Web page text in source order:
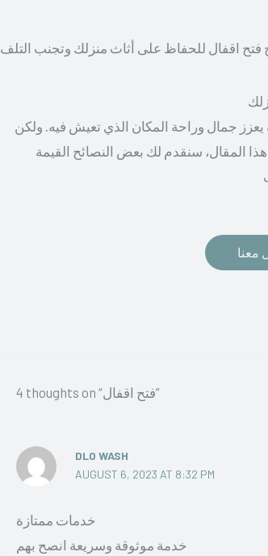
اقفال للحفاظ على أثاث منزلك وتجنب التلف
يعزز جمال وراحة المكان الذي تعيش فيه. ولكن
المقال، سنقدم لك بعض النصائح القيمة
معنا
4 thoughts on “فتح اقفال”
DLO WASH
AUGUST 6, 2023 AT 8:32 PM
خدمات ممتازة
خدمة موثوقة وسريعة انصح بهم